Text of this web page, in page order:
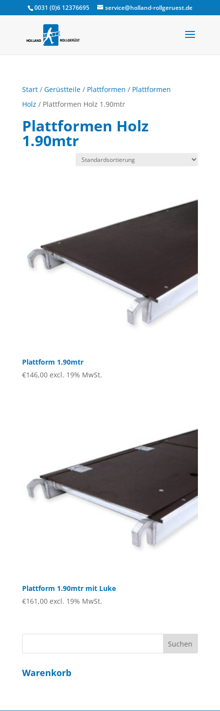
0031 (0)6 12376695 service@holland-rollgeruest.de
Start/ Gerüstteile/ Plattformen / Plattformen
Holz / Plattformen Holz 1.90mtr
Plattformen Holz
1.90mtr
Plattform 1.90mtr
€146,00 excl. 19% MwSt.
Plattform 1.90mtr mit Luke
€161,00 excl. 19% MwSt.
Warenkorb